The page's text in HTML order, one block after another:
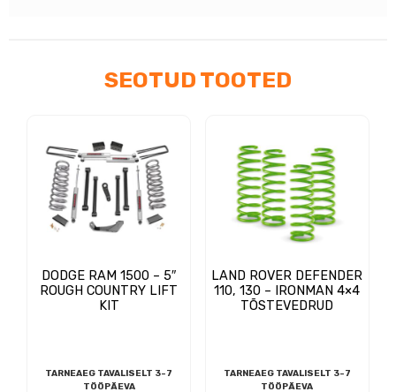
SEOTUD TOOTED
DODGE RAM 1500 – 5″
ROUGH COUNTRY LIFT
KIT
TARNEAEG TAVALISELT 3-7
TÖÖPÄEVA
LAND ROVER DEFENDER
110, 130 – IRONMAN 4×4
TÕSTEVEDRUD
TARNEAEG TAVALISELT 3-7
TÖÖPÄEVA